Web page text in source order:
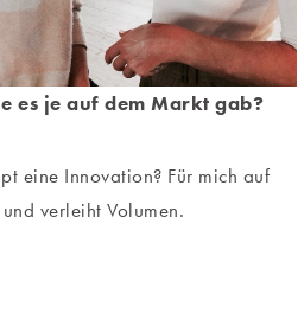
es je auf dem Markt gab?
eine Innovation? Für mich auf
verleiht Volumen.